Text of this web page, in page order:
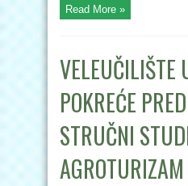
Read More »
VELEUČILIŠTE
POKREĆE
STRUČNI
AGROTURIZAM